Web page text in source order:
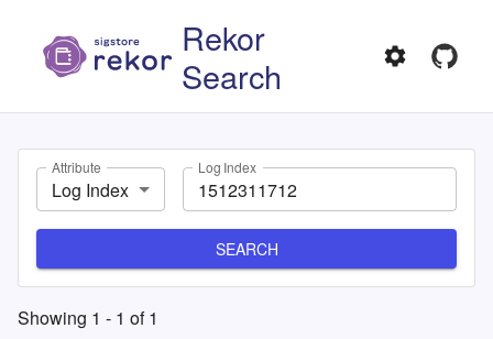
Rekor
Search
Attribute
Log Index
Log Index
SEARCH
Showing 1 - 1 of1